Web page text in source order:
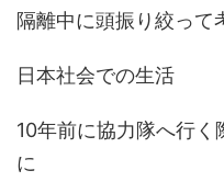
隔離中に頭振り絞って
日本社会での生活
10年前に協力隊へ行
に